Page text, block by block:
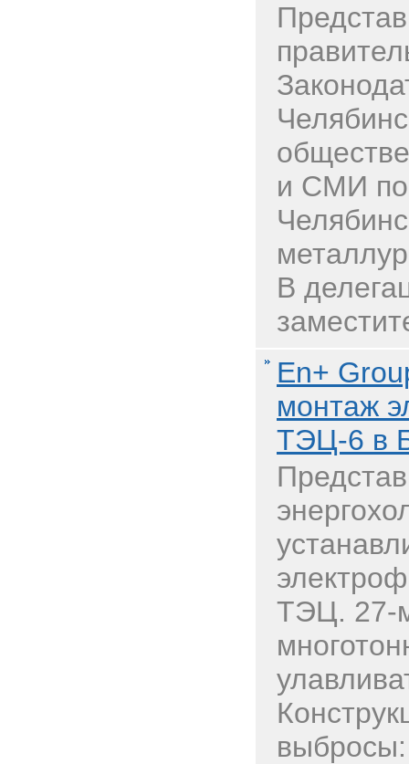
и СМИ
В
En+
монтаж
ТЭЦ-6 в
ТЭЦ. 27-